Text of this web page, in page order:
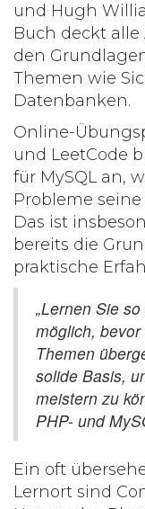
und Hugh
Buch deckt alle
den
Themen wie
Datenbanken.
Online-
und LeetCode
für MySQL an,
Probleme
Das ist
bereits die
praktische
„Lernen Sie
möglich,
Themen
solide Basis,
meistern zu
PHP- und
Ein oft
Lernort sind